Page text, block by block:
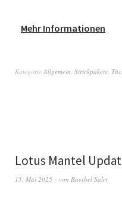
Mehr Informationen
Kategorie Allgemein Strickpakete
Lotus Mantel
15. Mai 2025 von Baerbel Salet